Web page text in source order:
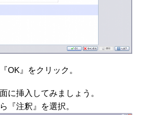
OK』をクリック。
に挿入してみましょう。
『注釈』を選択。